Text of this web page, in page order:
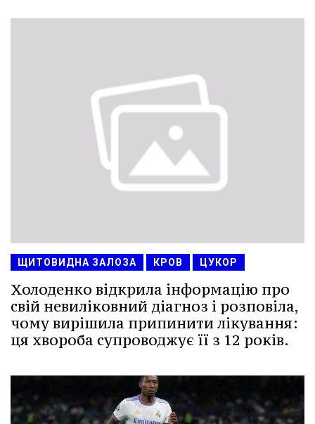
ЩИТОВИДНА ЗАЛОЗА КРОВ ЦУКОР
Холоденко відкрила інформацію про
свій невиліковний діагноз і розповіла,
чому вирішила припинити лікування:
ця хвороба супроводжує її з 12 років.